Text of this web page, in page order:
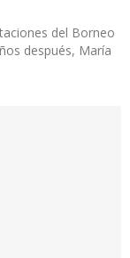
del Borneo
después, María